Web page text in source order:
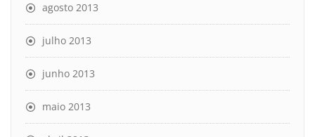
agosto 2013
julho 2013
junho 2013
maio 2013